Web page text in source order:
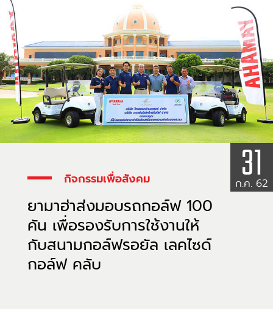
กิจกรรมเพื่อสังคม
ยามาฮ่าส่งมอบรถกอล์ฟ 100
คัน เพื่อรองรับการใช้งานให้
กับสนามกอล์ฟรอยัล เลคไซด์
กอล์ฟ คลับ
31
ก.ค. 62